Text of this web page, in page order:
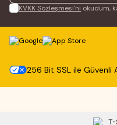
KVKK Sözleşmesi'ni okudum,
256 Bit SSL ile Güvenli